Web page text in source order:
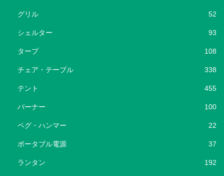
グリル 52
シェルター 93
タープ 108
チェア・テーブル 338
テント 455
バーナー 100
ペグ・ハンマー 22
ポータブル電源 37
ランタン 192